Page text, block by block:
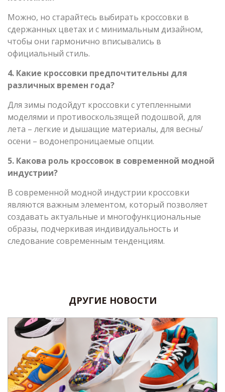
Можно, но старайтесь выбирать кроссовки в
сдержанных цветах и с минимальным дизайном,
чтобы они гармонично вписывались в
официальный стиль.
4. Какие кроссовки предпочтительны для
различных времен года?
Для зимы подойдут кроссовки с утепленными
моделями и противоскользящей подошвой, для
лета – легкие и дышащие материалы, для весны/
осени – водонепроницаемые опции.
5. Какова роль кроссовок в современной модной
индустрии?
В современной модной индустрии кроссовки
являются важным элементом, который позволяет
создавать актуальные и многофункциональные
образы, подчеркивая индивидуальность и
следование современным тенденциям.
ДРУГИЕ НОВОСТИ